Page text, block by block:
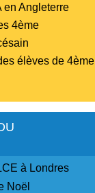
en Angleterre
4ème
élèves de 4ème
à Londres
Noël